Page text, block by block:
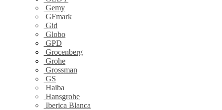
Gemy
GFmark
Gid
Globo
GPD
Grocenberg
Grohe
Grossman
GS
Haiba
Hansgrohe
Iberica Blanca